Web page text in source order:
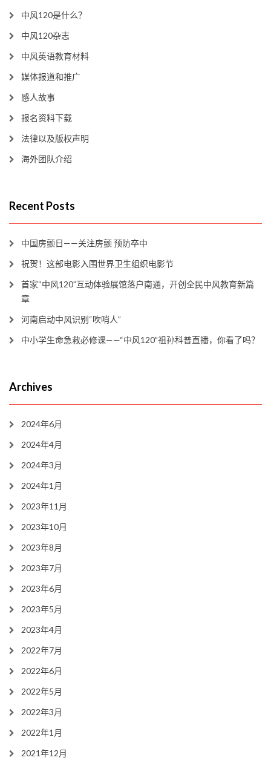
中风120是什么？
中风120杂志
中风英语教育材料
媒体报道和推广
感人故事
报名资料下载
法律以及版权声明
海外团队介绍
Recent Posts
中国房颤日——关注房颤 预防卒中
祝贺！这部电影入围世界卫生组织电影节
首家“中风120”互动体验展馆落户南通，开创全民中风教育新篇
章
河南启动中风识别“吹哨人”
中小学生命急救必修课——“中风120”祖孙科普直播，你看了吗？
Archives
2024年6月
2024年4月
2024年3月
2024年1月
2023年11月
2023年10月
2023年8月
2023年7月
2023年6月
2023年5月
2023年4月
2022年7月
2022年6月
2022年5月
2022年3月
2022年1月
2021年12月